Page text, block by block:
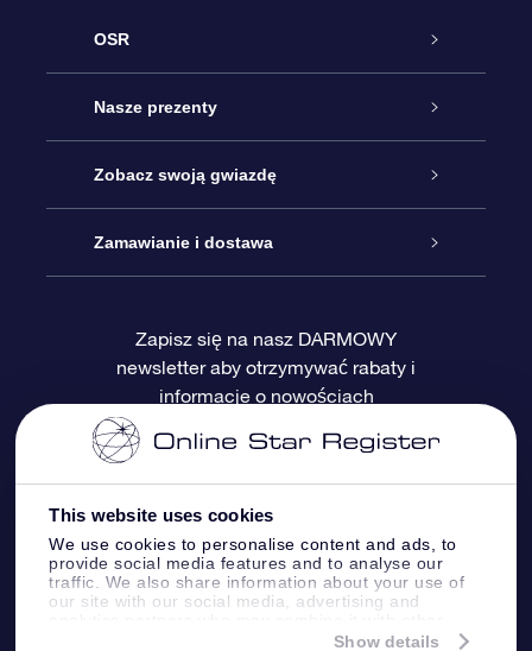
This website uses cookies
We use cookies to personalise content and ads, to
provide social media features and to analyse our
traffic. We also share information about your use of
our site with our social media, advertising and
information that you’ve provided to them or that
Show details
OSR
Obsługa
Kontakt
Blog
Recenzje
Nasze prezenty
Podarunek Gwiazda Online
Pakiet Podarunkowy OSR
Karta podarunkowa OSR
Prezenty firmowe
Zobacz swoją gwiazdę
Rejestr Gwiazd
Sprsonalizowana Strona Gwiazdy
One Million Stars
Gwieździsty Wygaszacz Ekranu OSR
Aplikacja VR „Fly me to the stars”
Zamawianie i dostawa
Metody płatności
Dostawa
Polityka zwrotów
Gwiazdozbiorach
Zapisz się na nasz DARMOWY
newsletter aby otrzymywać rabaty i
informacje o nowościach